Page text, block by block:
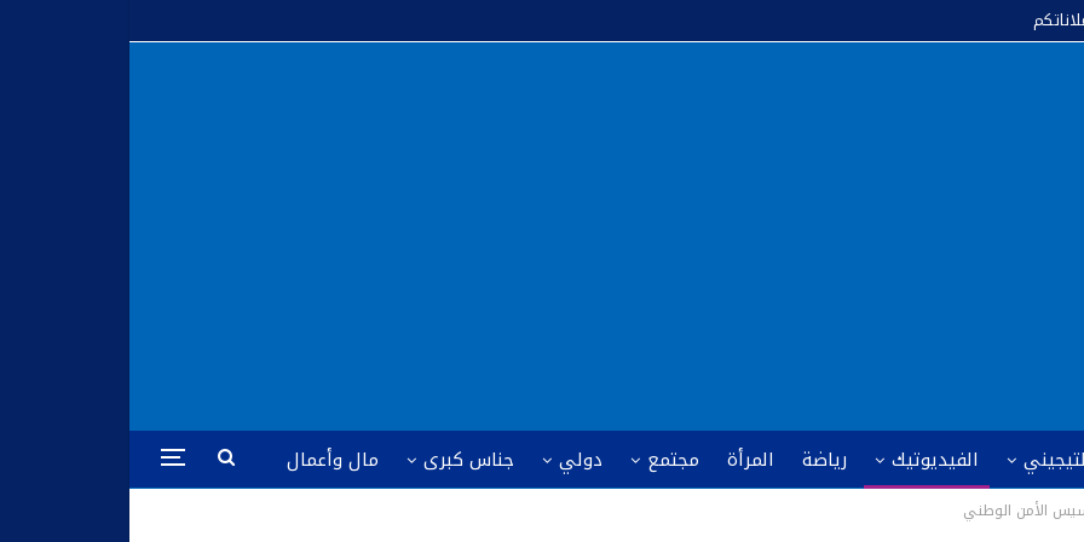
الفيديوتيك رياضة المرأة مجتمع دولي جناس كبرى
مال وأعمال
الأمن الوطني